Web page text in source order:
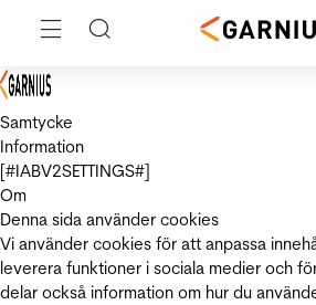
Samtycke
Information
[#IABV2SETTINGS#]
Om
Denna sida använder cookies
Vi använder cookies för att anpassa
leverera funktioner i sociala medier och
delar också information om hur du